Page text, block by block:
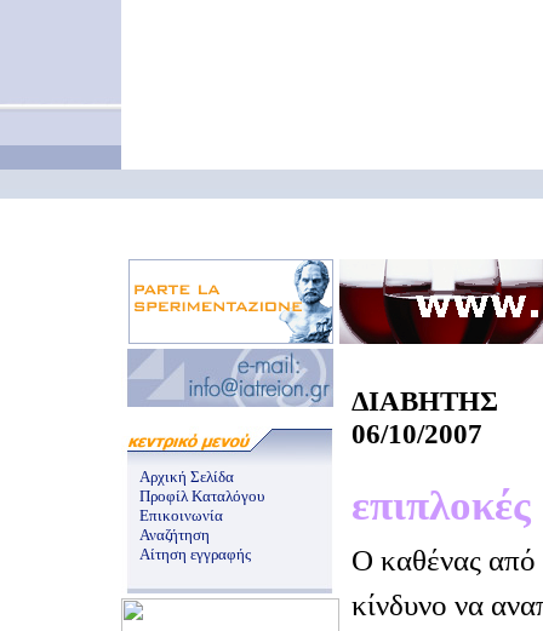
Αρχική Σελίδα
Προφίλ Καταλόγου
Επικοινωνία
Αναζήτηση
Αίτηση εγγραφής
06/10/2007
Ο καθένας από
κίνδυνο να